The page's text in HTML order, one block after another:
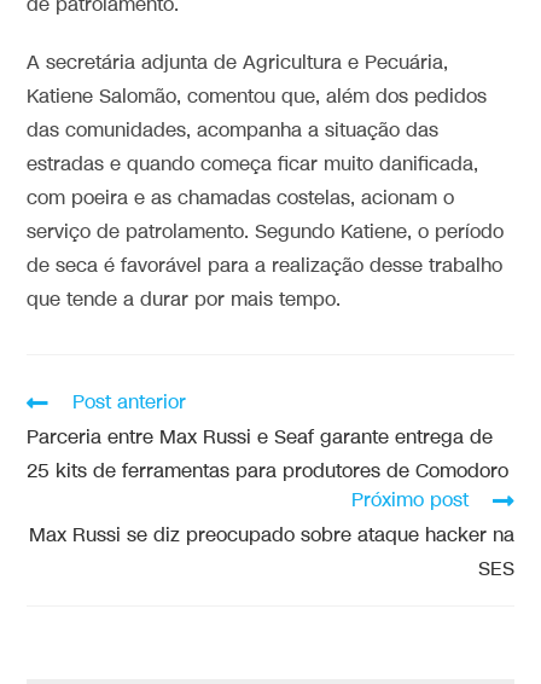
A secretária adjunta de Agricultura e Pecuária,
Katiene Salomão, comentou que, além dos pedidos
das comunidades, acompanha a situação das
estradas e quando começa ficar muito danificada,
com poeira e as chamadas costelas, acionam o
serviço de patrolamento. Segundo Katiene, o período
de seca é favorável para a realização desse trabalho
que tende a durar por mais tempo.
Post anterior
Parceria entre Max Russi e Seaf garante entrega de
25 kits de ferramentas para produtores de Comodoro
Próximo post
Max Russi se diz preocupado sobre ataque hacker na
SES